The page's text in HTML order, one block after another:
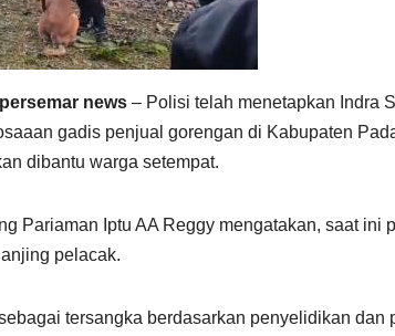
news – Polisi telah menetapkan Indra
gadis penjual gorengan di Kabupaten
dibantu warga setempat.
Pariaman Iptu AA Reggy mengatakan, saat ini
pelacak.
tersangka berdasarkan penyelidikan dan